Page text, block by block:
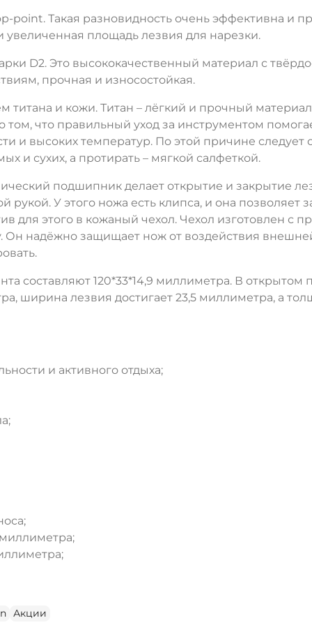
point. Такая разновидность очень эффективна и
площадь лезвия для нарезки.
D2. Это высококачественный материал с
прочная и износостойкая.
титана и кожи. Титан – лёгкий и прочный
что правильный уход за инструментом
и высоких температур. По этой причине следует
и сухих, а протирать – мягкой салфеткой.
подшипник делает открытие и закрытие
рукой. У этого ножа есть клипса, и она позволяет
для этого в кожаный чехол. Чехол изготовлен с
надёжно защищает нож от воздействия
составляют 120*33*14,9 миллиметра. В открытом
ширина лезвия достигает 23,5 миллиметра, а
и активного отдыха;
Акции